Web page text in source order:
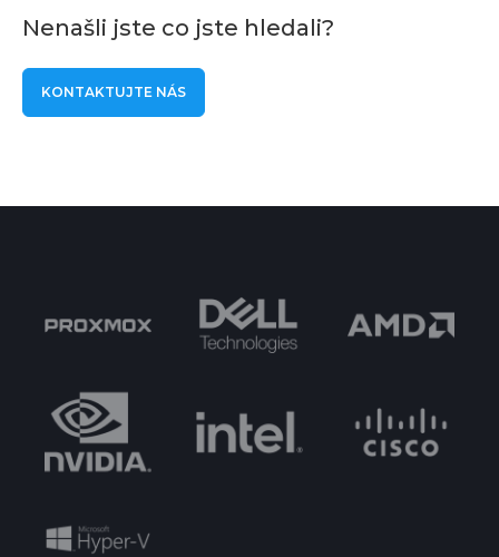
Nenašli jste co jste hledali?
KONTAKTUJTE NÁS